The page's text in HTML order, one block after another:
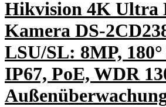
Hikvision 4K Ultra
Kamera DS-
LSU/SL: 8MP,
IP67, PoE, WDR